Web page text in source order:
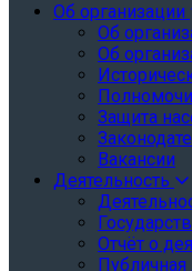
Об организации
Об
Об
Защита
Вакансии
Деятельность
Отчёт о